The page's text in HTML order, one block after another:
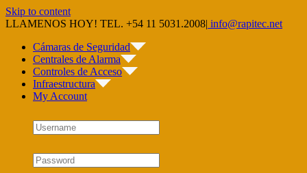
Skip to content
LLAMENOS HOY! TEL. +54 11 5031.2008| info@rapitec.net
Cámaras de Seguridad
Centrales de Alarma
Controles de Acceso
Infraestructura
My Account